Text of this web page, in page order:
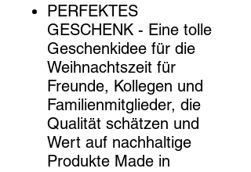
PERFEKTES
GESCHENK - Eine tolle
Geschenkidee für die
Weihnachtszeit für
Freunde, Kollegen und
Familienmitglieder, die
Qualität schätzen und
Wert auf nachhaltige
Produkte Made in